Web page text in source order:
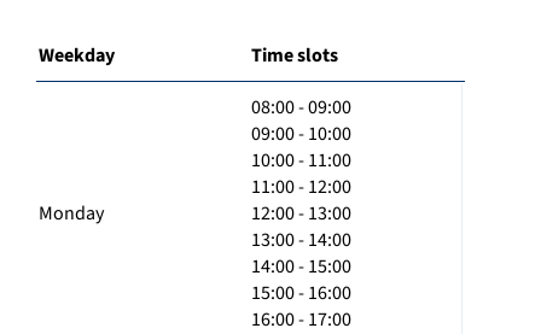
Weekday Time slots
Monday
08:00 - 09:00
09:00 - 10:00
10:00 - 11:00
11:00 - 12:00
12:00 - 13:00
13:00 - 14:00
14:00 - 15:00
15:00 - 16:00
16:00 - 17:00